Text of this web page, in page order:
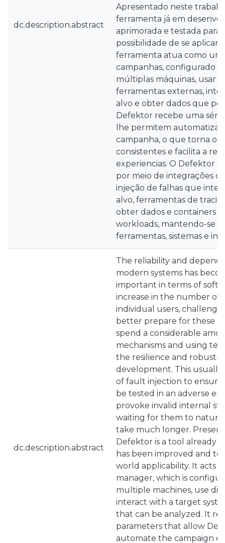
dc.description.abstract
Apresentado neste
ferramenta já em
aprimorada e testada para
possibilidade de se aplicar
ferramenta atua como um
campanhas, configurado
múltiplas máquinas, usar
ferramentas externas,
alvo e obter dados que
Defektor recebe uma
lhe permitem automatizar
campanha, o que torna os
consistentes e facilita a
experiencias. O Defektor
por meio de integrações
injeção de falhas que
alvo, ferramentas de
obter dados e containers
workloads, mantendo-se
ferramentas, sistemas e
dc.description.abstract
The reliability and
modern systems has
important in terms of
increase in the number of
individual users,
better prepare for these
spend a considerable
mechanisms and using
the resilience and
development. This
of fault injection to
be tested in an adverse
provoke invalid internal
waiting for them to
take much longer.
Defektor is a tool already
has been improved and
world applicability. It acts
manager, which is
multiple machines, use
interact with a target
that can be analyzed. It
parameters that allow
automate the campaign